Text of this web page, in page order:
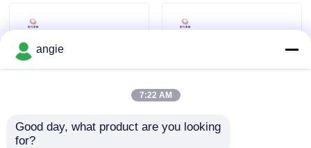
사건
랙 스토리지 서버
시게이트 바라쿠다 2.5"
angie
7:22 AM
Good day, what product are you looking
for?